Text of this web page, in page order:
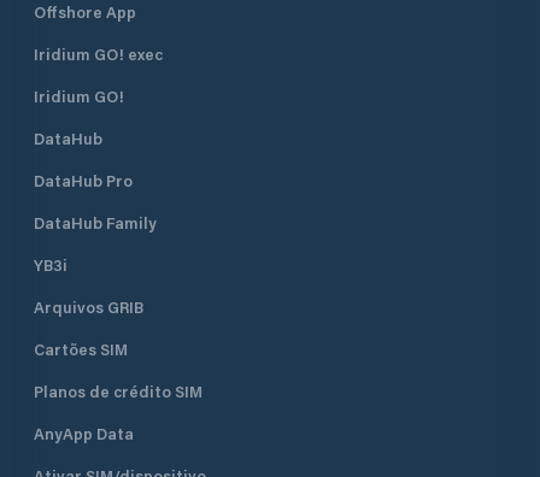
Offshore App
Iridium GO! exec
Iridium GO!
DataHub
DataHub Pro
DataHub Family
YB3i
Arquivos GRIB
Cartões SIM
Planos de crédito SIM
AnyApp Data